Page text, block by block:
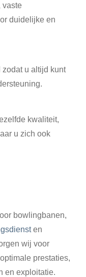
vaste
duidelijke en
u altijd kunt
kwaliteit,
u zich ook
bowlingbanen,
en
wij voor
prestaties,
en exploitatie.